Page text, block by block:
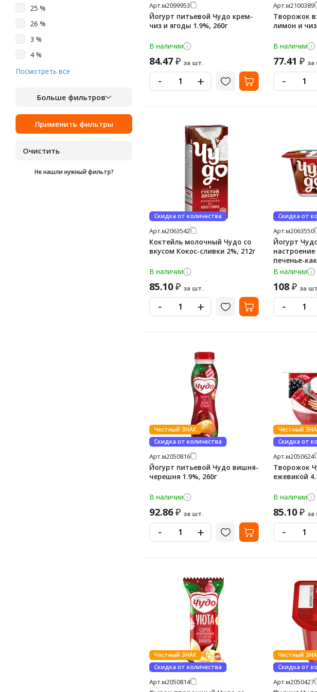
25 %
26 %
3 %
4 %
4.2 %
Посмотреть все
Больше фильтров
Не нашли нужный фильтр?
Арт.м2099953
Йогурт питьевой Чудо крем-
чиз и ягоды 1.9%, 260г
В наличии
84.47₽ за шт.
- +
Арт.м2100389
Творожок
лимон и
В наличии
77.41 ₽ за
-
Скидка от количества
Арт.м2063542
Коктейль молочный Чудо со
вкусом Кокос-сливки 2%, 212г
В наличии
85.10₽ за шт.
- +
Скидка от
Арт.м2063550
Йогурт
печенье-
В наличии
108₽ за
-
Честный ЗНАК
Скидка от количества
Арт.м2050816
Йогурт питьевой Чудо вишня-
черешня 1.9%, 260г
В наличии
92.86₽ за шт.
- +
Честный
Скидка от
Арт.м2050624
Творожок
ежевикой
В наличии
85.10₽ за
-
Честный ЗНАК
Скидка от количества
Арт.м2050814
Честный
Скидка от
Арт.м2050427